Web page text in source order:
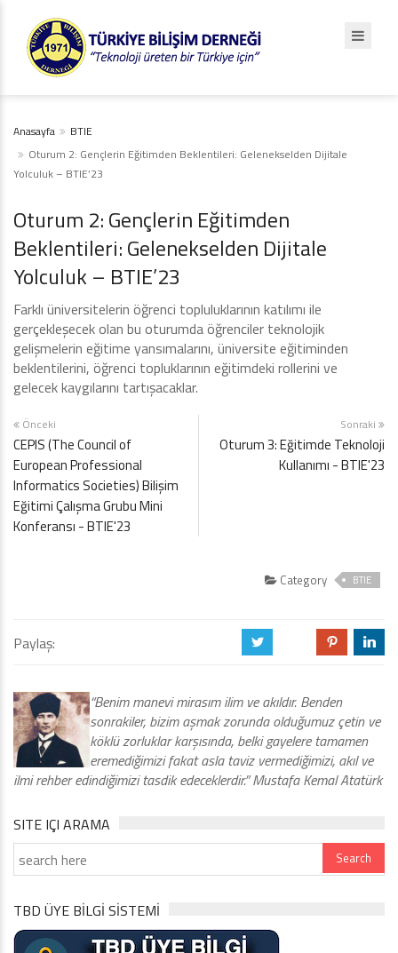
Anasayfa
BTIE
Oturum 2: Gençlerin Eğitimden Beklentileri: Gelenekselden Dijitale
Yolculuk – BTIE’23
Oturum 2: Gençlerin Eğitimden
Beklentileri: Gelenekselden Dijitale
Yolculuk – BTIE’23
Farklı üniversitelerin öğrenci topluluklarının katılımı ile
gerçekleşecek olan bu oturumda öğrenciler teknolojik
gelişmelerin eğitime yansımalarını, üniversite eğitiminden
beklentilerini, öğrenci topluklarının eğitimdeki rollerini ve
gelecek kaygılarını tartışacaklar.
Önceki
CEPIS (The Council of
European Professional
Informatics Societies) Bilişim
Eğitimi Çalışma Grubu Mini
Konferansı - BTIE'23
Sonraki
Oturum 3: Eğitimde Teknoloji
Kullanımı - BTIE'23
Category BTIE
Paylaş: a d j
“Benim manevi mirasım ilim ve akıldır. Benden
sonrakiler, bizim aşmak zorunda olduğumuz çetin ve
köklü zorluklar karşısında, belki gayelere tamamen
eremediğimizi fakat asla taviz vermediğimizi, akıl ve
ilmi rehber edindiğimizi tasdik edeceklerdir.” Mustafa Kemal Atatürk
SITE IÇI ARAMA
TBD ÜYE BİLGİ SİSTEMİ